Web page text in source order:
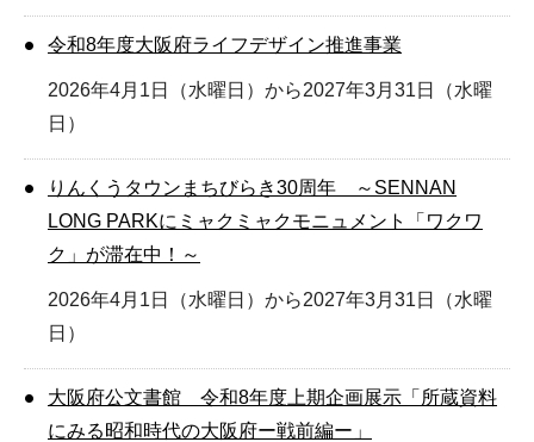
令和8年度大阪府ライフデザイン推進事業
2026年4月1日（水曜日）から2027年3月31日（水曜
日）
りんくうタウンまちびらき30周年 ～SENNAN
LONG PARKにミャクミャクモニュメント「ワクワ
ク」が滞在中！～
2026年4月1日（水曜日）から2027年3月31日（水曜
日）
大阪府公文書館 令和8年度上期企画展示「所蔵資料
にみる昭和時代の大阪府ー戦前編ー」